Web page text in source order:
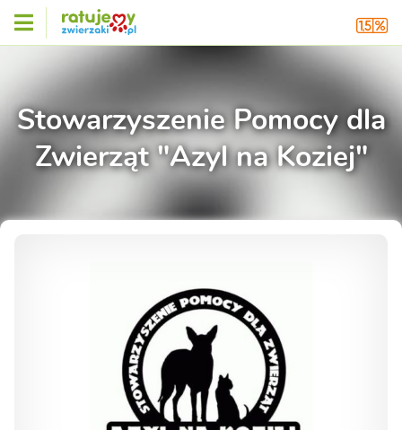
Stowarzyszenie Pomocy dla
Zwierząt "Azyl na Koziej"